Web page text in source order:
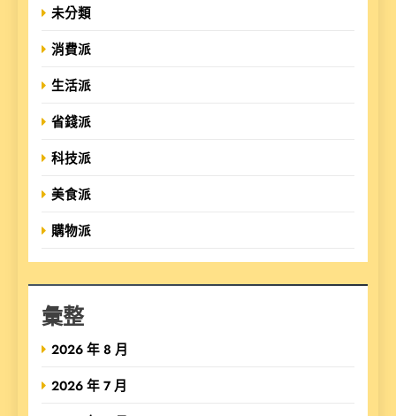
未分類
消費派
生活派
省錢派
科技派
美食派
購物派
彙整
2026 年 8 月
2026 年 7 月